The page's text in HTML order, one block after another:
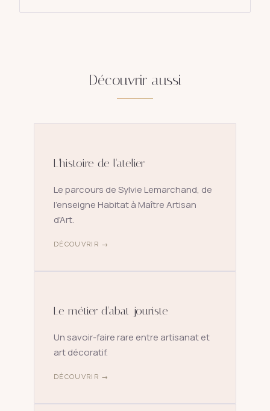
Découvrir aussi
L'histoire de l'atelier
Le parcours de Sylvie Lemarchand, de
l'enseigne Habitat à Maître Artisan
d'Art.
DÉCOUVRIR →
Le métier d'abat-jouriste
Un savoir-faire rare entre artisanat et
art décoratif.
DÉCOUVRIR →